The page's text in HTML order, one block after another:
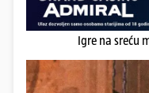
Igre na sreću